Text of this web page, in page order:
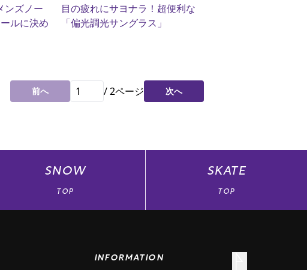
ンズノー
ルに決め
目の疲れにサヨナラ！超便利な
「偏光調光サングラス」
前へ /2ページ 次へ
SNOW
TOP
SKATE
TOP
INFORMATION